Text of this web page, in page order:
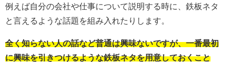
例えば自分の会社や仕事について説明する時に、鉄板ネタ
と言えるような話題を組み入れたりします。
全く知らない人の話など普通は興味ないですが、一番最初
に興味を引きつけるような鉄板ネタを用意しておくこと